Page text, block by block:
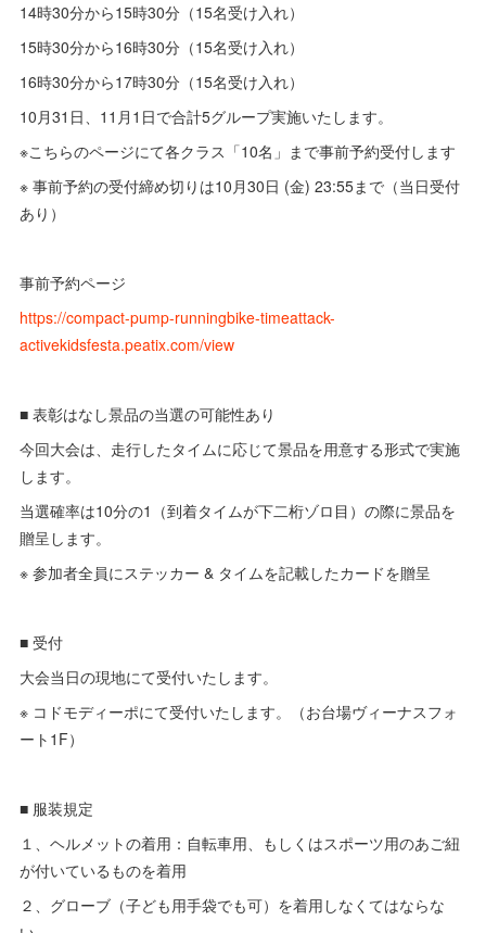
14時30分から15時30分（15名受け入れ）
15時30分から16時30分（15名受け入れ）
16時30分から17時30分（15名受け入れ）
10月31日、11月1日で合計5グループ実施いたします。
※こちらのページにて各クラス「10名」まで事前予約受付します
※ 事前予約の受付締め切りは10月30日 (金) 23:55まで（当日受付
あり）
事前予約ページ
https://compact-pump-runningbike-timeattack-
activekidsfesta.peatix.com/view
■ 表彰はなし景品の当選の可能性あり
今回大会は、走行したタイムに応じて景品を用意する形式で実施
します。
当選確率は10分の1（到着タイムが下二桁ゾロ目）の際に景品を
贈呈します。
※ 参加者全員にステッカー & タイムを記載したカードを贈呈
■ 受付
大会当日の現地にて受付いたします。
※ コドモディーポにて受付いたします。（お台場ヴィーナスフォ
ート1F）
■ 服装規定
１、ヘルメットの着用：自転車用、もしくはスポーツ用のあご紐
が付いているものを着用
２、グローブ（子ども用手袋でも可）を着用しなくてはならな